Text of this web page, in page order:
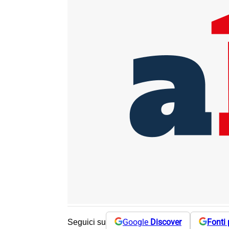
Seguici su Google Discover Fonti